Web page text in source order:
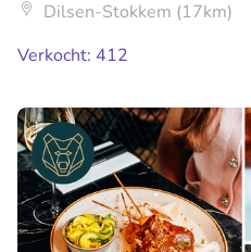
Dilsen-Stokkem (17km)
Verkocht: 412